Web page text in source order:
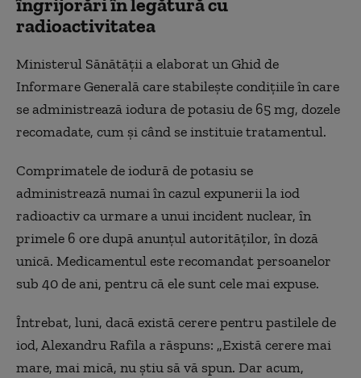
radioactivitatea
Ministerul Sănătății a elaborat un Ghid de
Informare Generală care stabilește condițiile în care
se administrează iodura de potasiu de 65 mg, dozele
recomadate, cum și când se instituie tratamentul.
Comprimatele de iodură de potasiu se
administrează numai în cazul expunerii la iod
radioactiv ca urmare a unui incident nuclear, în
primele 6 ore după anunțul autorităților, în doză
unică. Medicamentul este recomandat persoanelor
sub 40 de ani, pentru că ele sunt cele mai expuse.
Întrebat, luni, dacă există cerere pentru pastilele de
iod, Alexandru Rafila a răspuns: „Există cerere mai
mare, mai mică, nu știu să vă spun. Dar acum,